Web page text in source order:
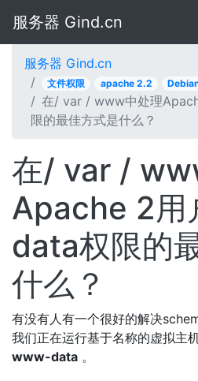
服务器 Gind.cn
服务器 Gind.cn
文件权限 apache 2.2
在/ var / www中处理
限的最佳方式是什么？
在/ var /
Apache 2
data权限的
什么？
有没有人有一个很好的解决
我们正在运行基于名称的虚拟主
www-data 。